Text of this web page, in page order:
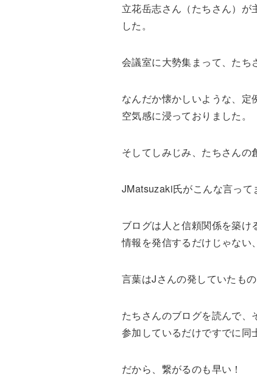
立花岳志さん（たちさん）が
した。
会議室に大勢集まって、たち
なんだか懐かしいような、
空気感に浸っておりました。
そしてしみじみ、たちさんの
JMatsuzaki氏がこんな言って
ブログは人と信頼関係を築け
情報を発信するだけじゃない
言葉はJさんの発していたも
たちさんのブログを読んで、
参加しているだけですでに同
だから、繋がるのも早い！